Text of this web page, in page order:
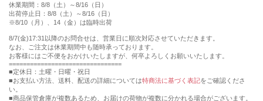
休業期間：8/8（土）～8/16（日）
出荷停止日：8/8（土）～8/16（日）
※8/10（月）、14（金）は臨時出荷
8/7(金)17:31以降のお問合せは、営業日に順次対応させていただきます。
なお、ご注文は休業期間中も随時承っております。
お客様にはご不便をおかけいたしますが、何卒よろしくお願いいたします。
================================
■定休日：土曜・日曜・祝日
■お支払い方法、送料、配送の詳細については特商法に基づく表記をご確認くださ
い。
■商品保管倉庫が複数あるため、お届けの荷物が複数に分かれる場合がございます。